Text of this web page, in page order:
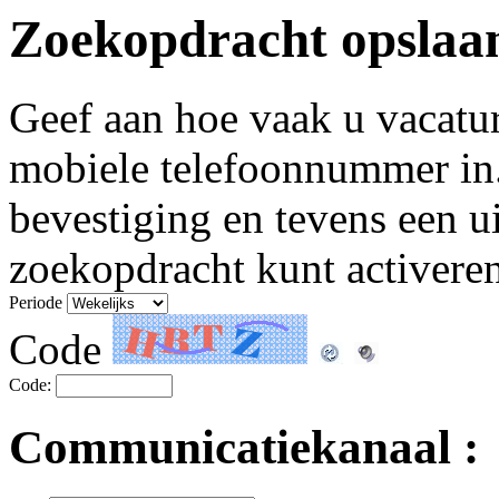
Zoekopdracht
Geef aan hoe vaak u
mobiele telefoonnummer
bevestiging en tevens een
zoekopdracht kunt
Periode
Code
Code:
Communicatiekanaal :